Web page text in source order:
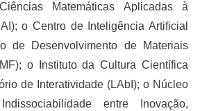
Matemáticas Aplicadas à
o Centro de Inteligência Artificial
de Desenvolvimento de Materiais
o Instituto da Cultura Científica
de Interatividade (LAbI); o Núcleo
entre Inovação,